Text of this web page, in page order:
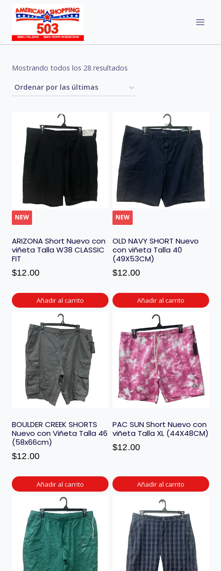
content
Mostrando todos los 28 resultados
latest
NEW
ARIZONA Short Nuevo con
viñeta Talla W38 CLASSIC
FIT
$12.00
Añadir al carrito
NEW
OLD NAVY SHORT Nuevo
con viñeta Talla 40
(49X53CM)
$12.00
Añadir al carrito
BOULDER CREEK SHORTS
Nuevo con Viñeta Talla 46
(58x66cm)
$12.00
Añadir al carrito
PAC SUN Short Nuevo con
viñeta Talla XL (44X48CM)
$12.00
Añadir al carrito